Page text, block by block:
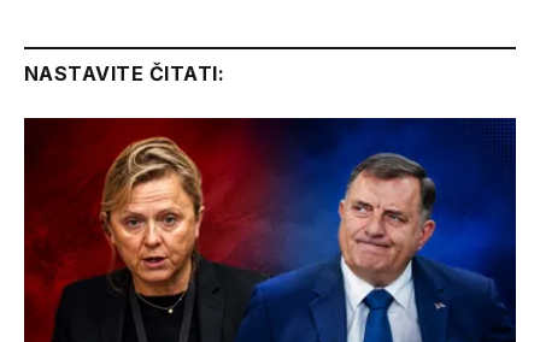
NASTAVITE ČITATI: